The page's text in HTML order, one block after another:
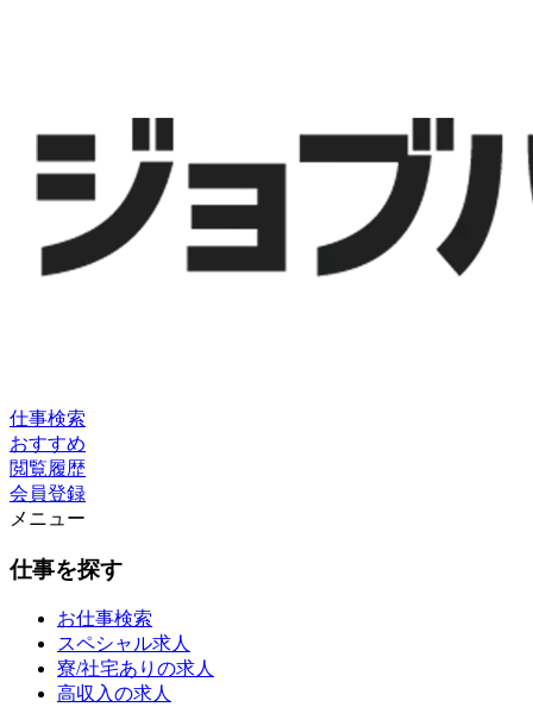
仕事検索
おすすめ
閲覧履歴
会員登録
メニュー
仕事を探す
お仕事検索
スペシャル求人
寮/社宅ありの求人
高収入の求人